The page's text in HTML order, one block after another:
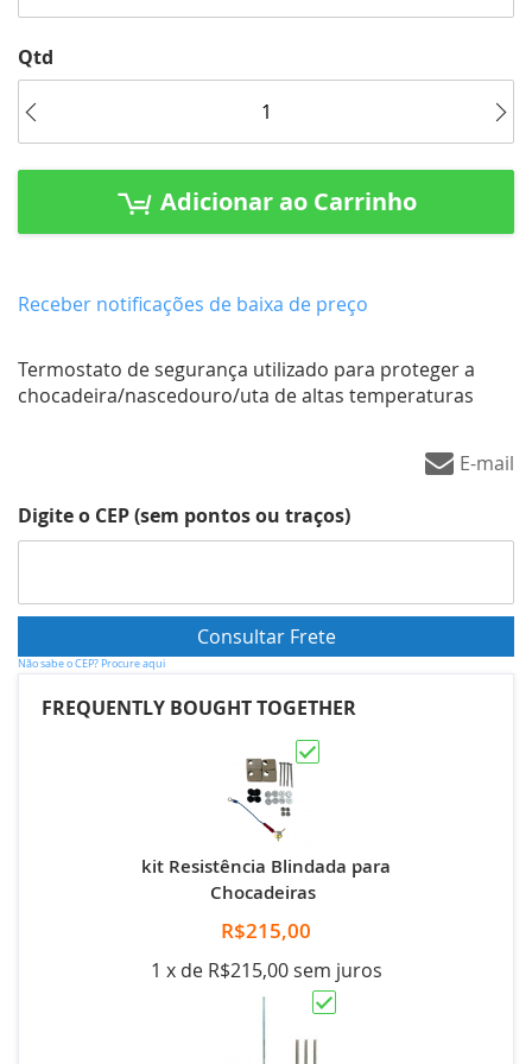
Galeria
de
imagens
Qtd
Adicionar ao Carrinho
Receber notificações de baixa de preço
Termostato de segurança utilizado para proteger a
chocadeira/nascedouro/uta de altas temperaturas
E-mail
Digite o CEP (sem pontos ou traços)
Não sabe o CEP? Procure aqui
FREQUENTLY BOUGHT TOGETHER
kit Resistência Blindada para
Chocadeiras
R$215,00
1 x de R$215,00 sem juros